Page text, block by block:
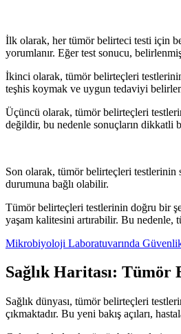
İlk olarak, her tümör belirteci testi için
yorumlanır. Eğer test sonucu,
İkinci olarak, tümör belirteçleri
teşhis koymak ve uygun tedaviyi
Üçüncü olarak, tümör belirteçleri
değildir, bu nedenle sonuçların dikkatli
Son olarak, tümör belirteçleri testlerinin
durumuna bağlı olabilir.
Tümör belirteçleri testlerinin doğru bir
yaşam kalitesini artırabilir. Bu nedenle,
Mikrobiyoloji Laboratuvarında
Sağlık Haritası: Tümör
Sağlık dünyası, tümör belirteçleri
çıkmaktadır. Bu yeni bakış açıları,